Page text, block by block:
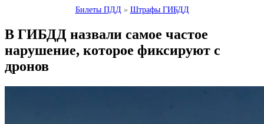
Билеты ПДД » Штрафы ГИБДД
В ГИБДД назвали самое частое
нарушение, которое фиксируют с
дронов